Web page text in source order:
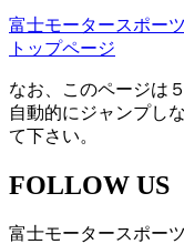
富士モータースポー
トップページ
なお、このページは
自動的にジャンプし
て下さい。
FOLLOW US
富士モータースポー